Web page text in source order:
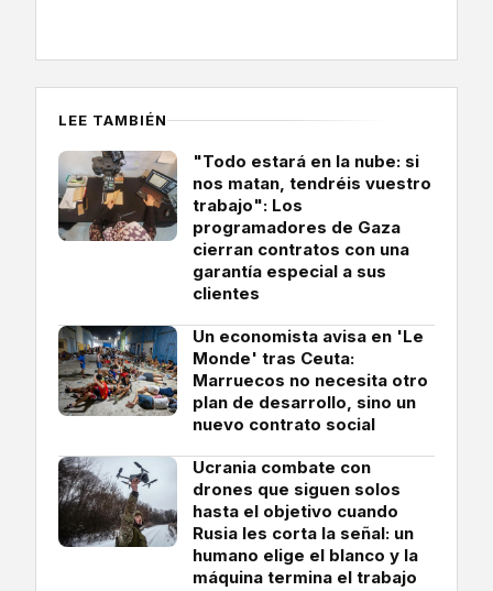
LEE TAMBIÉN
"Todo estará en la nube: si
nos matan, tendréis vuestro
trabajo": Los
programadores de Gaza
cierran contratos con una
garantía especial a sus
clientes
Un economista avisa en 'Le
Monde' tras Ceuta:
Marruecos no necesita otro
plan de desarrollo, sino un
nuevo contrato social
Ucrania combate con
drones que siguen solos
hasta el objetivo cuando
Rusia les corta la señal: un
humano elige el blanco y la
máquina termina el trabajo